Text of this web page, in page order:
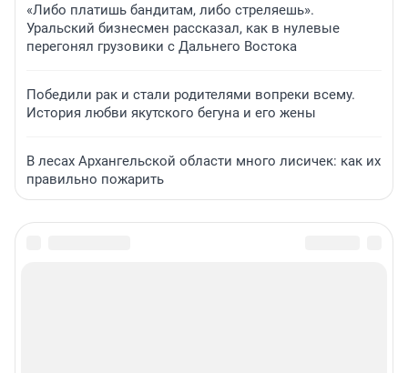
«Либо платишь бандитам, либо стреляешь».
Уральский бизнесмен рассказал, как в нулевые
перегонял грузовики с Дальнего Востока
Победили рак и стали родителями вопреки всему.
История любви якутского бегуна и его жены
В лесах Архангельской области много лисичек: как их
правильно пожарить